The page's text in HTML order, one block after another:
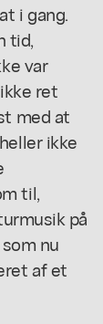
i gang.
tid,
var
ret
med at
ikke
til,
på
nu
af et